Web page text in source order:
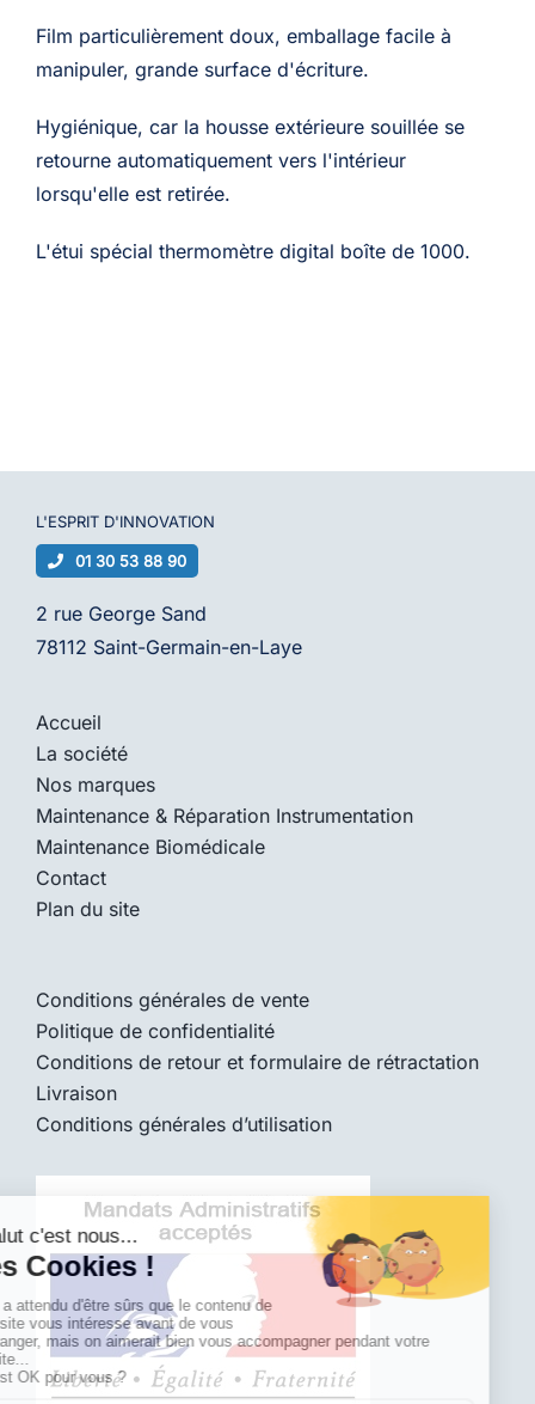
1000
Film particulièrement doux, emballage facile à
manipuler, grande surface d'écriture.
Hygiénique, car la housse extérieure souillée se
retourne automatiquement vers l'intérieur
lorsqu'elle est retirée.
L'étui spécial thermomètre digital boîte de 1000.
L'ESPRIT D'INNOVATION
01 30 53 88 90
2 rue George Sand
78112 Saint-Germain-en-Laye
Accueil
La société
Nos marques
Maintenance & Réparation Instrumentation
Maintenance Biomédicale
Contact
Plan du site
Conditions générales de vente
Politique de confidentialité
Conditions de retour et formulaire de rétractation
Livraison
Conditions générales d’utilisation